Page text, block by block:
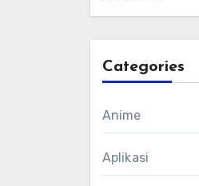
Categories
Anime
Aplikasi